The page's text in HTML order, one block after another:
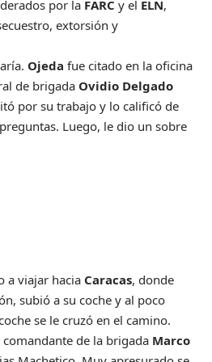
por la FARC y el ELN,
extorsión y
Ojeda fue citado en la oficina
de brigada Ovidio Delgado
por su trabajo y lo calificó de
Luego, le dio un sobre
a viajar hacia Caracas, donde
subió a su coche y al poco
se le cruzó en el camino.
de la brigada Marco